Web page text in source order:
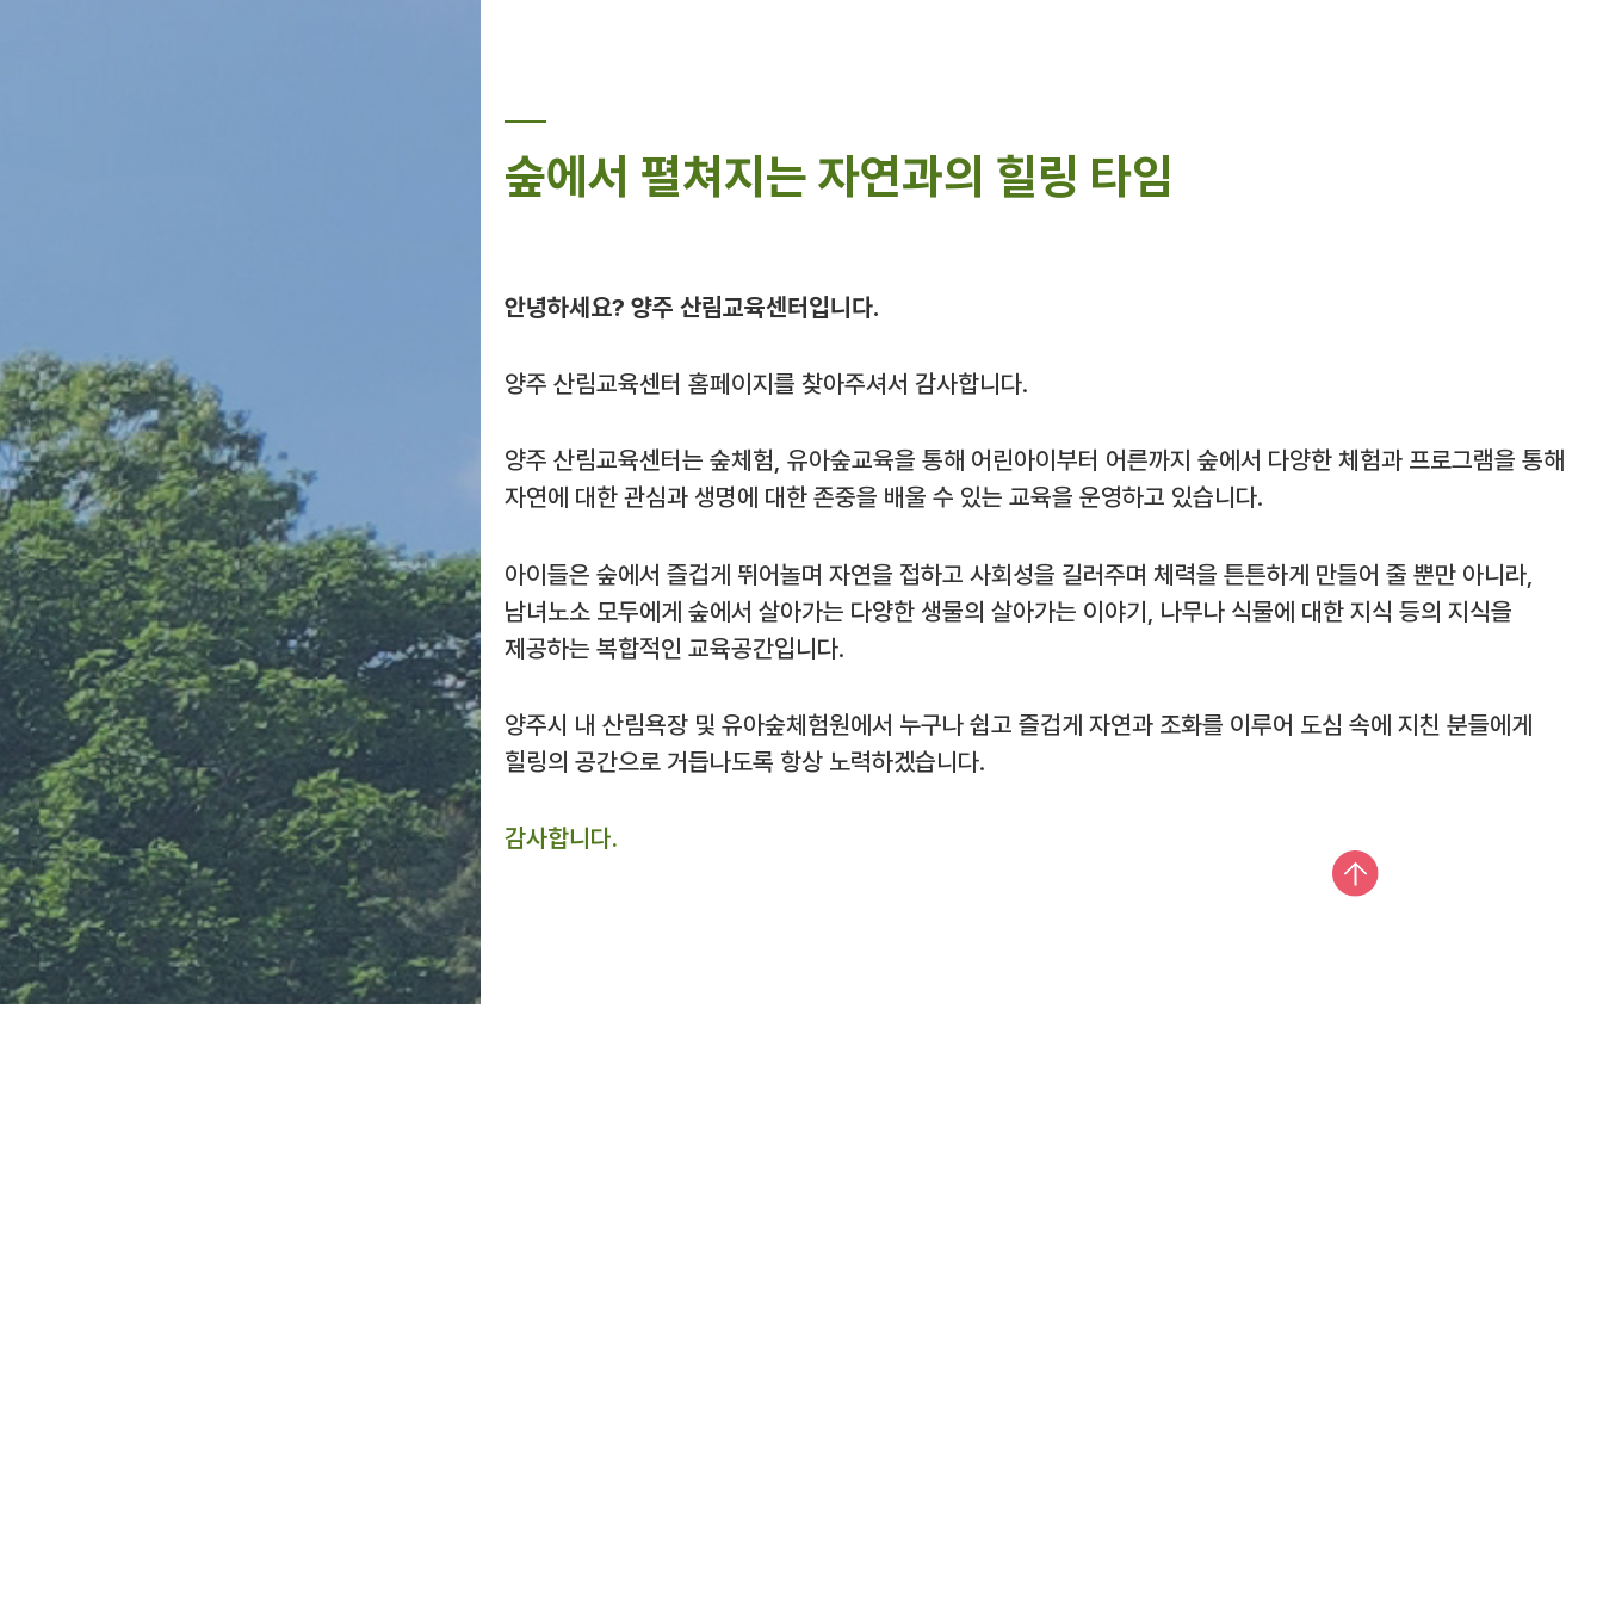
숲에서 펼쳐지는 자연과의 힐링 타임
안녕하세요? 양주 산림교육센터입니다.
양주 산림교육센터 홈페이지를 찾아주셔서 감사합니다.
양주 산림교육센터는 숲체험, 유아숲교육을 통해 어린아이부터 어른까지 숲에서 다양한 체험과 프로그램을 통해
자연에 대한 관심과 생명에 대한 존중을 배울 수 있는 교육을 운영하고 있습니다.
아이들은 숲에서 즐겁게 뛰어놀며 자연을 접하고 사회성을 길러주며 체력을 튼튼하게 만들어 줄 뿐만 아니라,
남녀노소 모두에게 숲에서 살아가는 다양한 생물의 살아가는 이야기, 나무나 식물에 대한 지식 등의 지식을
제공하는 복합적인 교육공간입니다.
양주시 내 산림욕장 및 유아숲체험원에서 누구나 쉽고 즐겁게 자연과 조화를 이루어 도심 속에 지친 분들에게
힐링의 공간으로 거듭나도록 항상 노력하겠습니다.
감사합니다.